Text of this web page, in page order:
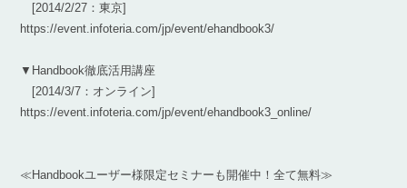
[2014/2/27：東京]
https://event.infoteria.com/jp/event/ehandbook3/
▼Handbook徹底活用講座
[2014/3/7：オンライン]
https://event.infoteria.com/jp/event/ehandbook3_online/
≪Handbookユーザー様限定セミナーも開催中！全て無料≫